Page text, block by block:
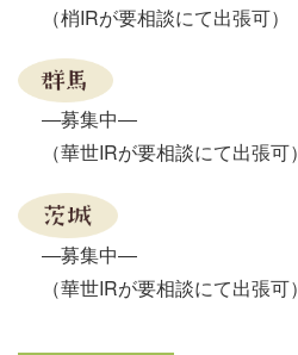
（梢IRが要相談にて出張可）
―募集中―
（華世IRが要相談にて出張可）
―募集中―
（華世IRが要相談にて出張可）